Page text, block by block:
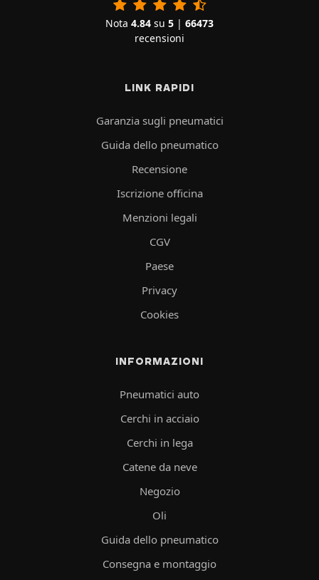
Nota 4.84 su 5 | 66473
recensioni
LINK RAPIDI
Garanzia sugli pneumatici
Guida dello pneumatico
Recensione
Iscrizione officina
Menzioni legali
CGV
Paese
Privacy
Cookies
INFORMAZIONI
Pneumatici auto
Cerchi in acciaio
Cerchi in lega
Catene da neve
Negozio
Oli
Guida dello pneumatico
Consegna e montaggio